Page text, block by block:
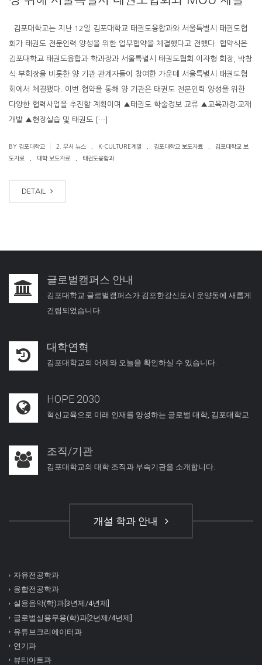
김포대학교는 지난 12일 김포대학교 태권도융합과와 서울특별시 태권도협
회가 태권도 전문인력 양성을 위한 업무협약을 체결했다고 전했다. 협약식은
김포대학교 태권도융합과 학과장과 서울특별시 태권도협회 이자형 회장, 박창
식 부회장을 비롯한 양 기관 관계자들이 참여한 가운데 서울특별시 태권도협
회에서 체결됐다. 이번 협약을 통해 양 기관은 태권도 전문인력 양성을 위한
다양한 협력사업을 추진할 계획이며 ▲태권도 학술정보 교류 ▲교육과정·교재
개발 ▲현장실습 및 태권도 […]
BY 김포대학교 2. 부서 뉴스 K-CULTURE계열 김포대학교 보도자료
김포대학교 보
도자료
대학 보도자료 태권도융합과
DETAIL
글로벌캠퍼스 안내
김포대학교 글로벌캠퍼스가 김포한강신도시 운양동에 새롭게
건립되었습니다.
대학연혁
김포대학교의 어제와 오늘을 확인하실 수 있습니다.
HOPE 2030
혁신교육으로 미래 인재를 양성하는 글로벌 대학, 김포대학교
조직/기관
김포대학교의 대학 조직과 부속기관을 소개합니다.
개설 학과 안내
자유전공학과
융합전공학과
실용음악(학)과[3년제/4년제]
글로벌실용무용(학)과[2년제/4년제]
유튜브크리에이터과
연기과
뷰티아트과